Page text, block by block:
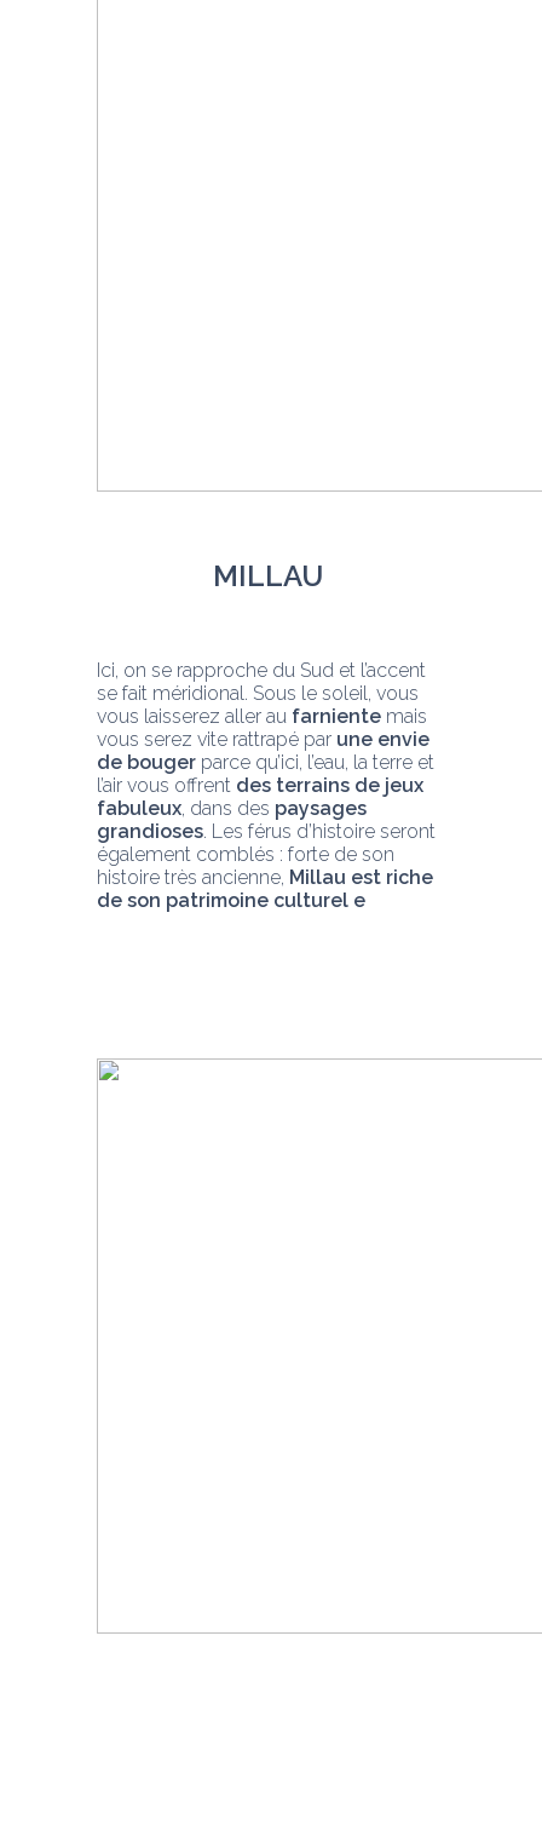
MILLAU
Ici, on se rapproche du Sud et l’accent
se fait méridional. Sous le soleil, vous
vous laisserez aller au farniente mais
vous serez vite rattrapé par une envie
de bouger parce qu’ici, l’eau, la terre et
l’air vous offrent des terrains de jeux
fabuleux, dans des paysages
grandioses. Les férus d’histoire seront
également comblés : forte de son
histoire très ancienne, Millau est riche
de son patrimoine culturel e